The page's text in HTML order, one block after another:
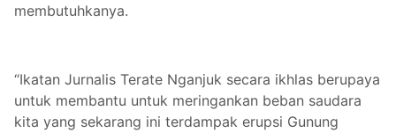
membutuhkanya.
“Ikatan Jurnalis Terate Nganjuk secara ikhlas berupaya
untuk membantu untuk meringankan beban saudara
kita yang sekarang ini terdampak erupsi Gunung